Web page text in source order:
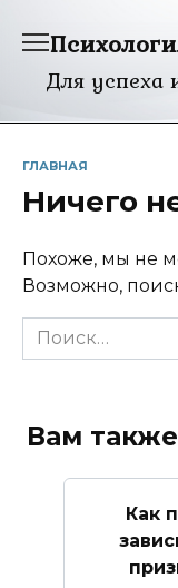
Для успеха
ГЛАВНАЯ
Ничего
Похоже, мы не
Возможно,
Search
for:
Вам
Как